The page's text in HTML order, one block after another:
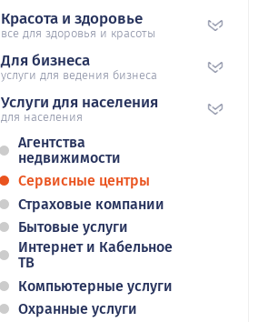
Красота и здоровье
все для здоровья и красоты
Для бизнеса
услуги для ведения бизнеса
Услуги для населения
для населения
Агентства
недвижимости
Сервисные центры
Страховые компании
Бытовые услуги
Интернет и Кабельное
ТВ
Компьютерные услуги
Охранные услуги